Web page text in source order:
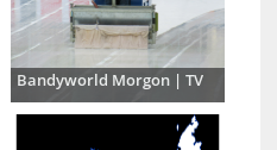
Bandyworld Morgon | TV